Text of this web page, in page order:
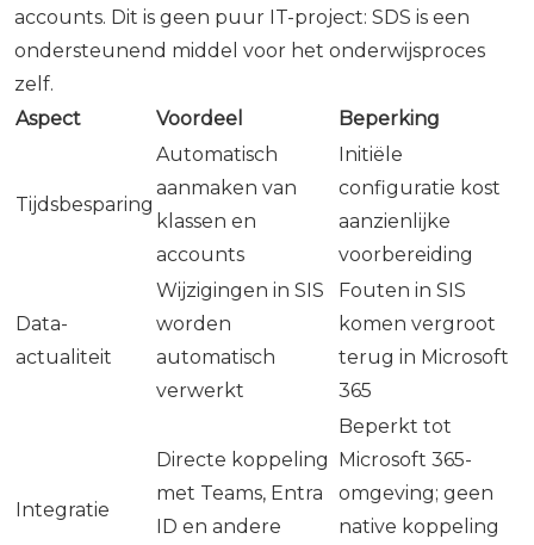
accounts. Dit is geen puur IT-project: SDS is een
ondersteunend middel voor het onderwijsproces
zelf.
Aspect
Voordeel Beperking
Tijdsbesparing
Automatisch
aanmaken van
klassen en
accounts
Initiële
configuratie kost
aanzienlijke
voorbereiding
Data-
actualiteit
Wijzigingen in SIS
worden
automatisch
verwerkt
Fouten in SIS
komen vergroot
terug in Microsoft
365
Integratie
Directe koppeling
met Teams, Entra
ID en andere
Beperkt tot
Microsoft 365-
omgeving; geen
native koppeling